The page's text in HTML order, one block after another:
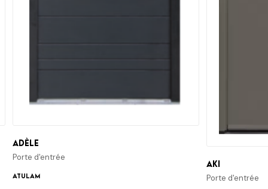
Adèle
Porte d'entrée
ATULAM
Aki
Porte d'entrée